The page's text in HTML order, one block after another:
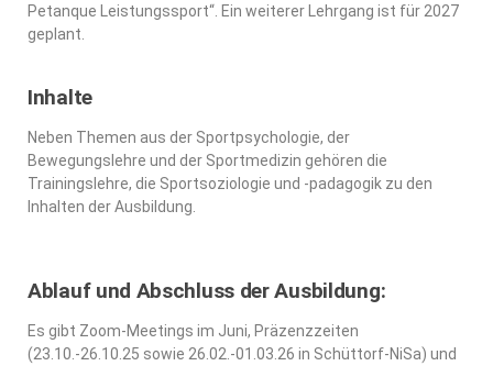
Petanque Leistungssport“. Ein weiterer Lehrgang ist für 2027
geplant.
Inhalte
Neben Themen aus der Sportpsychologie, der
Bewegungslehre und der Sportmedizin gehören die
Trainingslehre, die Sportsoziologie und -padagogik zu den
Inhalten der Ausbildung.
Ablauf und Abschluss der Ausbildung:
Es gibt Zoom-Meetings im Juni, Präzenzzeiten
(23.10.-26.10.25 sowie 26.02.-01.03.26 in Schüttorf-NiSa) und